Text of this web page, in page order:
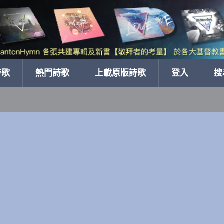
熱門詩歌 上載原版詩歌 登入